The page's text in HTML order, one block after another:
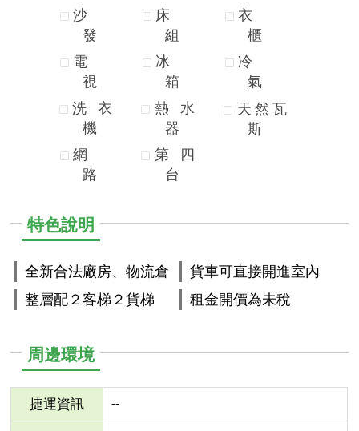
沙
發
電
視
洗
衣
機
網
路
床
組
冰
箱
熱
水
器
第
四
台
衣
櫃
冷
氣
天 然 瓦
斯
特色說明
全新合法廠房、物流倉
整層配２客梯２貨梯
貨車可直接開進室內
租金開價為未稅
周邊環境
捷運資訊 --